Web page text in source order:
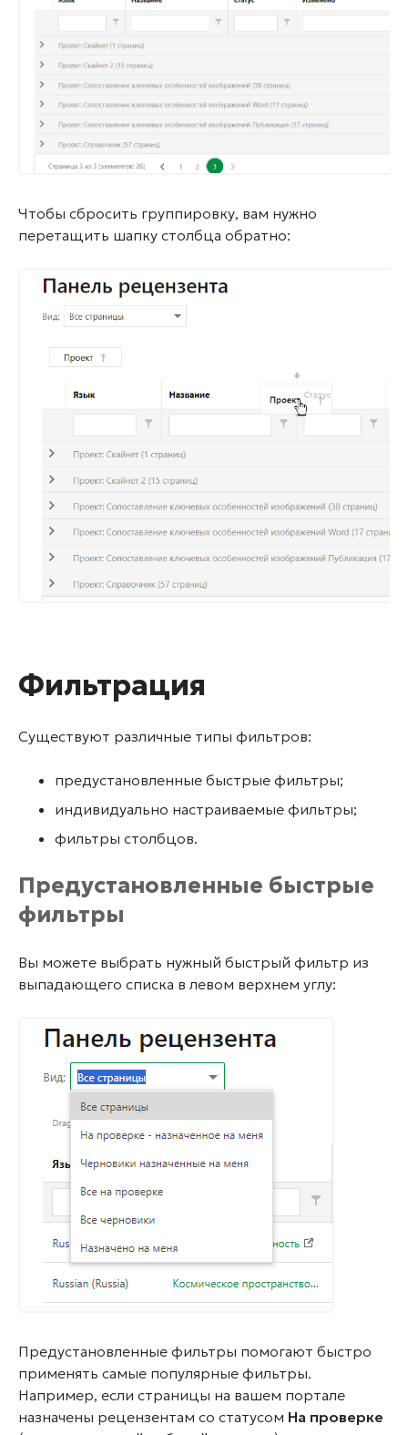
Чтобы сбросить группировку, вам нужно
перетащить шапку столбца обратно:
Фильтрация
Существуют различные типы фильтров:
предустановленные быстрые фильтры;
индивидуально настраиваемые фильтры;
фильтры столбцов.
Предустановленные быстрые
фильтры
Вы можете выбрать нужный быстрый фильтр из
выпадающего списка в левом верхнем углу:
Предустановленные фильтры помогают быстро
применять самые популярные фильтры.
Например, если страницы на вашем портале
назначены рецензентам со статусом На проверке